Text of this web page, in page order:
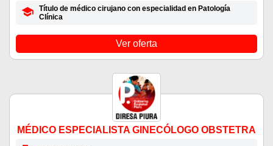
Título de médico cirujano con especialidad en Patología
Clínica
Ver oferta
MÉDICO ESPECIALISTA GINECÓLOGO OBSTETRA